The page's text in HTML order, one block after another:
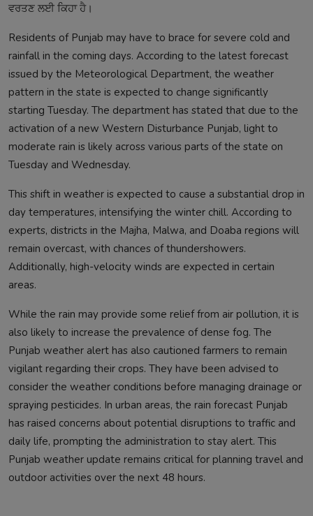
ਵਰਤਣ ਲਈ ਕਿਹਾ ਹੈ।
Residents of Punjab may have to brace for severe cold and
rainfall in the coming days. According to the latest forecast
issued by the Meteorological Department, the weather
pattern in the state is expected to change significantly
starting Tuesday. The department has stated that due to the
activation of a new Western Disturbance Punjab, light to
moderate rain is likely across various parts of the state on
Tuesday and Wednesday.
This shift in weather is expected to cause a substantial drop in
day temperatures, intensifying the winter chill. According to
experts, districts in the Majha, Malwa, and Doaba regions will
remain overcast, with chances of thundershowers.
Additionally, high-velocity winds are expected in certain
areas.
While the rain may provide some relief from air pollution, it is
also likely to increase the prevalence of dense fog. The
Punjab weather alert has also cautioned farmers to remain
vigilant regarding their crops. They have been advised to
consider the weather conditions before managing drainage or
spraying pesticides. In urban areas, the rain forecast Punjab
has raised concerns about potential disruptions to traffic and
daily life, prompting the administration to stay alert. This
Punjab weather update remains critical for planning travel and
outdoor activities over the next 48 hours.